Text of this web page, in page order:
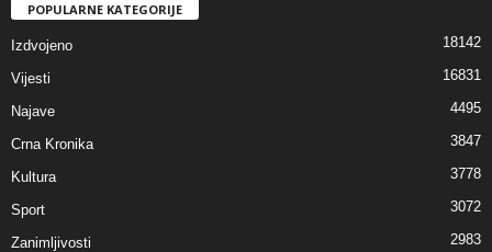
POPULARNE KATEGORIJE
Izdvojeno 18142
Vijesti 16831
Najave 4495
Crna Kronika 3847
Kultura 3778
Sport 3072
Zanimljivosti 2983